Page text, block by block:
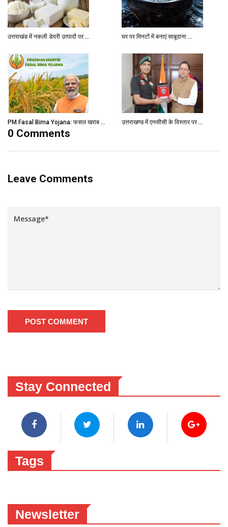
उत्तराखंड में नकली डेयरी उत्पादों पर ... घर पर मिनटों में बनाएं साबूदाना ...
PM Fasal Bima Yojana: फसल खराब ... उत्तराखण्ड में एनसीसी के विस्तार पर ...
0 Comments
Leave Comments
POST COMMENT
Stay Connected
Tags
Newsletter